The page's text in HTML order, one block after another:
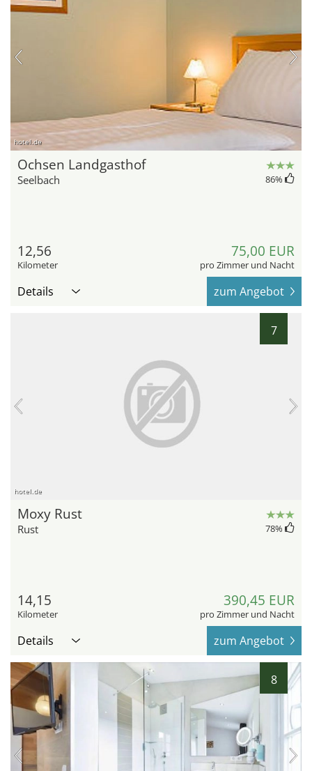
hotel.de
Ochsen Landgasthof
Seelbach 86%
12,56
Kilometer
75,00 EUR
pro Zimmer und Nacht
Details zum Angebot
7
hotel.de
Moxy Rust
Rust 78%
14,15
Kilometer
390,45 EUR
pro Zimmer und Nacht
Details zum Angebot
8